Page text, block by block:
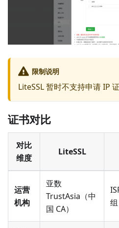
限制说明
LiteSSL 暂时不支持申请 IP 证
证书对比
对比
维度
LiteSSL
运营
机构
亚数
TrustAsia（中
国 CA）